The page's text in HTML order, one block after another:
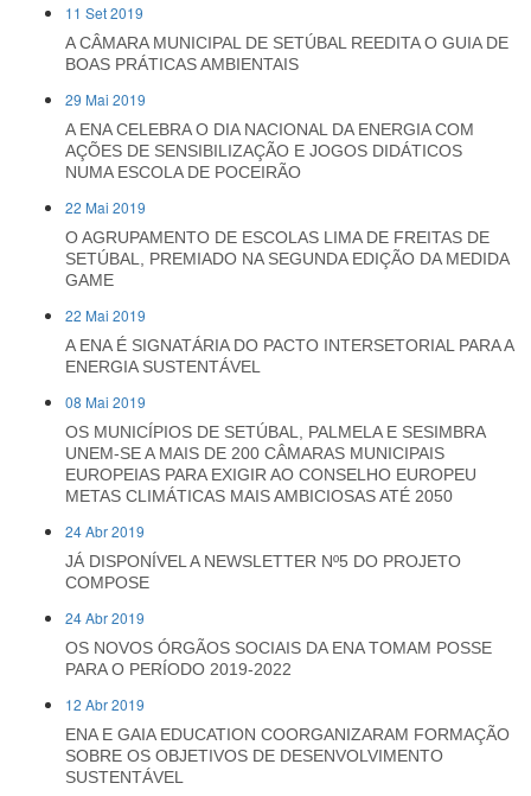
11 Set 2019
A CÂMARA MUNICIPAL DE SETÚBAL REEDITA O GUIA DE
BOAS PRÁTICAS AMBIENTAIS
29 Mai 2019
A ENA CELEBRA O DIA NACIONAL DA ENERGIA COM
AÇÕES DE SENSIBILIZAÇÃO E JOGOS DIDÁTICOS
NUMA ESCOLA DE POCEIRÃO
22 Mai 2019
O AGRUPAMENTO DE ESCOLAS LIMA DE FREITAS DE
SETÚBAL, PREMIADO NA SEGUNDA EDIÇÃO DA MEDIDA
GAME
22 Mai 2019
A ENA É SIGNATÁRIA DO PACTO INTERSETORIAL PARA A
ENERGIA SUSTENTÁVEL
08 Mai 2019
OS MUNICÍPIOS DE SETÚBAL, PALMELA E SESIMBRA
UNEM-SE A MAIS DE 200 CÂMARAS MUNICIPAIS
EUROPEIAS PARA EXIGIR AO CONSELHO EUROPEU
METAS CLIMÁTICAS MAIS AMBICIOSAS ATÉ 2050
24 Abr 2019
JÁ DISPONÍVEL A NEWSLETTER Nº5 DO PROJETO
COMPOSE
24 Abr 2019
OS NOVOS ÓRGÃOS SOCIAIS DA ENA TOMAM POSSE
PARA O PERÍODO 2019-2022
12 Abr 2019
ENA E GAIA EDUCATION COORGANIZARAM FORMAÇÃO
SOBRE OS OBJETIVOS DE DESENVOLVIMENTO
SUSTENTÁVEL